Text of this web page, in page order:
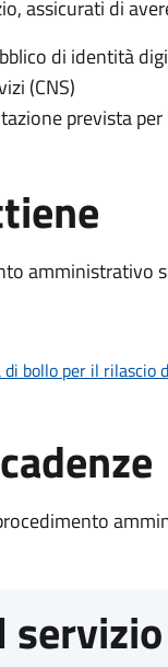
assicurati di
di identità
(CNS)
prevista
amministrativo
bollo per il rilascio
servizio